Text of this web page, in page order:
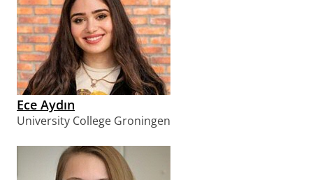
Ece Aydın
University College Groningen